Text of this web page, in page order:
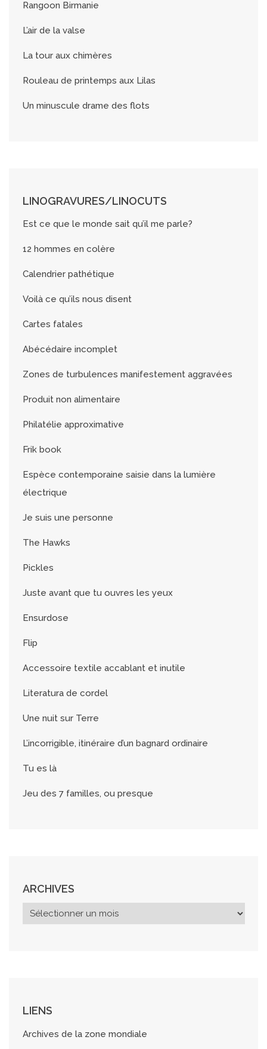
Rangoon Birmanie
L’air de la valse
La tour aux chimères
Rouleau de printemps aux Lilas
Un minuscule drame des flots
LINOGRAVURES/LINOCUTS
Est ce que le monde sait qu’il me parle?
12 hommes en colère
Calendrier pathétique
Voilà ce qu’ils nous disent
Cartes fatales
Abécédaire incomplet
Zones de turbulences manifestement aggravées
Produit non alimentaire
Philatélie approximative
Frik book
Espèce contemporaine saisie dans la lumière
électrique
Je suis une personne
The Hawks
Pickles
Juste avant que tu ouvres les yeux
Ensurdose
Flip
Accessoire textile accablant et inutile
Literatura de cordel
Une nuit sur Terre
L’incorrigible, itinéraire d’un bagnard ordinaire
Tu es là
Jeu des 7 familles, ou presque
ARCHIVES
r
LIENS
Archives de la zone mondiale